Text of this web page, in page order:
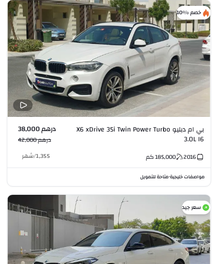
خصم %10
بي ام دبليو X6 xDrive 35i Twin Power Turbo
3.0L I6
درهم 38,000
درهم 42,000
2016
185,000كم 1,355
/شهر
مواصفات خليجية•متاحة للتمويل
سعر جيد